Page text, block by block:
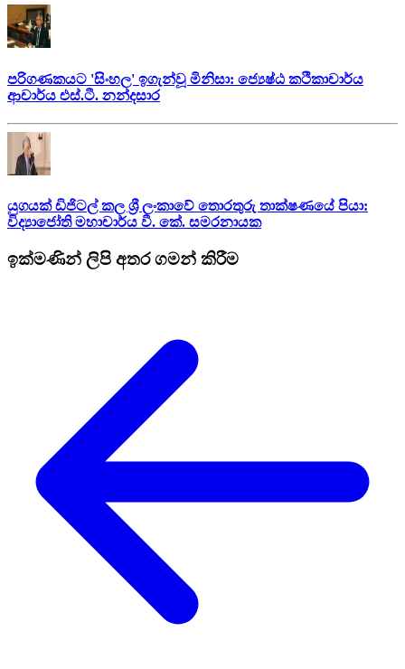
පරිගණකයට 'සිංහල' ඉගැන්වූ මිනිසා: ජ්‍යෙෂ්ඨ කථිකාචාර්ය
ආචාර්ය එස්.ටී. නන්දසාර
යුගයක් ඩිජිටල් කල ශ්‍රී ලංකාවේ තොරතුරු තාක්ෂණයේ පියා:
විද්‍යාජෝති මහාචාර්ය වී. කේ. සමරනායක
ඉක්මණින් ලිපි අතර ගමන් කිරීම